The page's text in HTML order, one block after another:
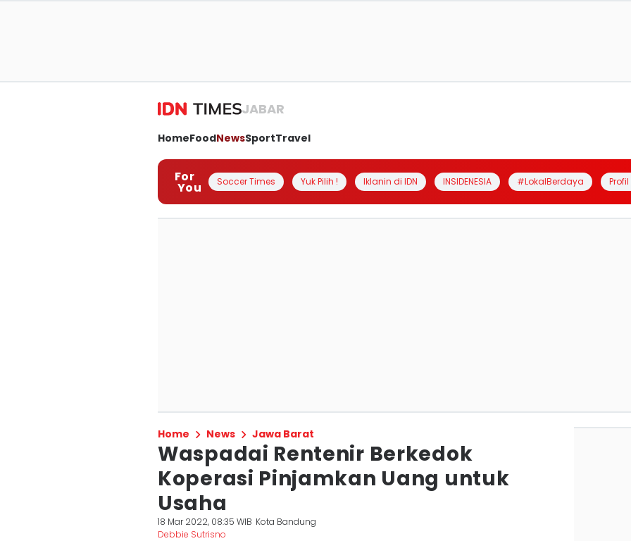
JABAR
HomeFoodNewsSportTravel
For
You Soccer Times Yuk Pilih ! Iklanin di IDN INSIDENESIA #LokalBerdaya
Home News Jawa Barat
Waspadai Rentenir Berkedok
Koperasi Pinjamkan Uang untuk
Usaha
18 Mar 2022, 08:35 WIB Kota Bandung
Debbie Sutrisno